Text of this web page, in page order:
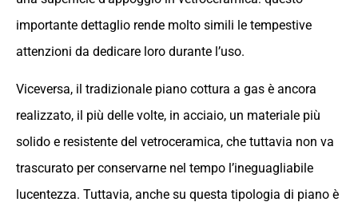
importante dettaglio rende molto simili le tempestive
attenzioni da dedicare loro durante l’uso.
Viceversa, il tradizionale piano cottura a gas è ancora
realizzato, il più delle volte, in acciaio, un materiale più
solido e resistente del vetroceramica, che tuttavia non va
trascurato per conservarne nel tempo l’ineguagliabile
lucentezza. Tuttavia, anche su questa tipologia di piano è